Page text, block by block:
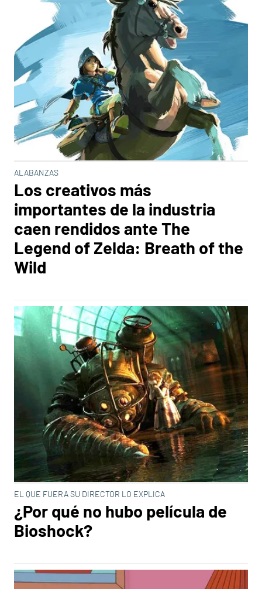
ALABANZAS
Los creativos más
importantes de la industria
caen rendidos ante The
Legend of Zelda: Breath of the
Wild
EL QUE FUERA SU DIRECTOR LO EXPLICA
¿Por qué no hubo película de
Bioshock?